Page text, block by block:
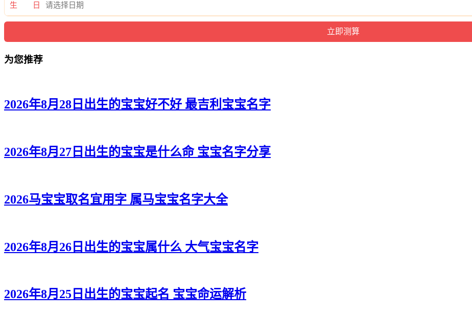
生 日
为您推荐
2026年8月28日出生的宝宝好不好 最吉利宝宝名字
2026年8月27日出生的宝宝是什么命 宝宝名字分享
2026马宝宝取名宜用字 属马宝宝名字大全
2026年8月26日出生的宝宝属什么 大气宝宝名字
2026年8月25日出生的宝宝起名 宝宝命运解析